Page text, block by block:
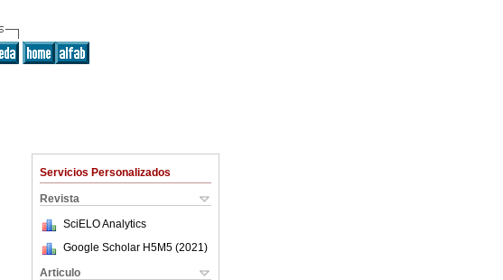
Servicios Personalizados
Revista
SciELO Analytics
Google Scholar H5M5 (2021 )
Articulo